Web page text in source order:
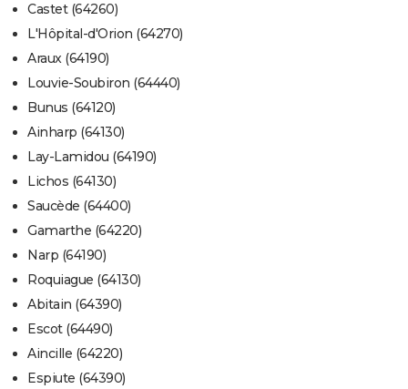
Castet (64260)
L'Hôpital-d'Orion (64270)
Araux (64190)
Louvie-Soubiron (64440)
Bunus (64120)
Ainharp (64130)
Lay-Lamidou (64190)
Lichos (64130)
Saucède (64400)
Gamarthe (64220)
Narp (64190)
Roquiague (64130)
Abitain (64390)
Escot (64490)
Aincille (64220)
Espiute (64390)